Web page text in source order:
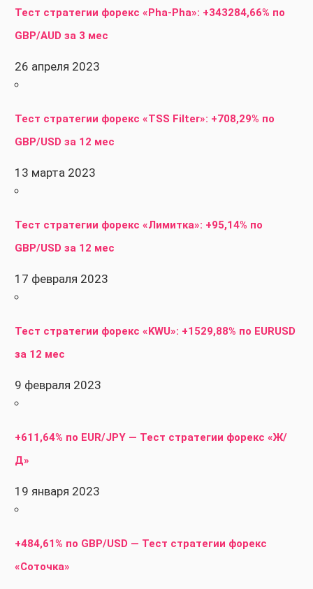
Тест стратегии форекс «Pha-Pha»: +343284,66% по
GBP/AUD за 3 мес
26 апреля 2023
Тест стратегии форекс «TSS Filter»: +708,29% по
GBP/USD за 12 мес
13 марта 2023
Тест стратегии форекс «Лимитка»: +95,14% по
GBP/USD за 12 мес
17 февраля 2023
Тест стратегии форекс «KWU»: +1529,88% по EURUSD
за 12 мес
9 февраля 2023
+611,64% по EUR/JPY — Тест стратегии форекс «Ж/
Д»
19 января 2023
+484,61% по GBP/USD — Тест стратегии форекс
«Соточка»